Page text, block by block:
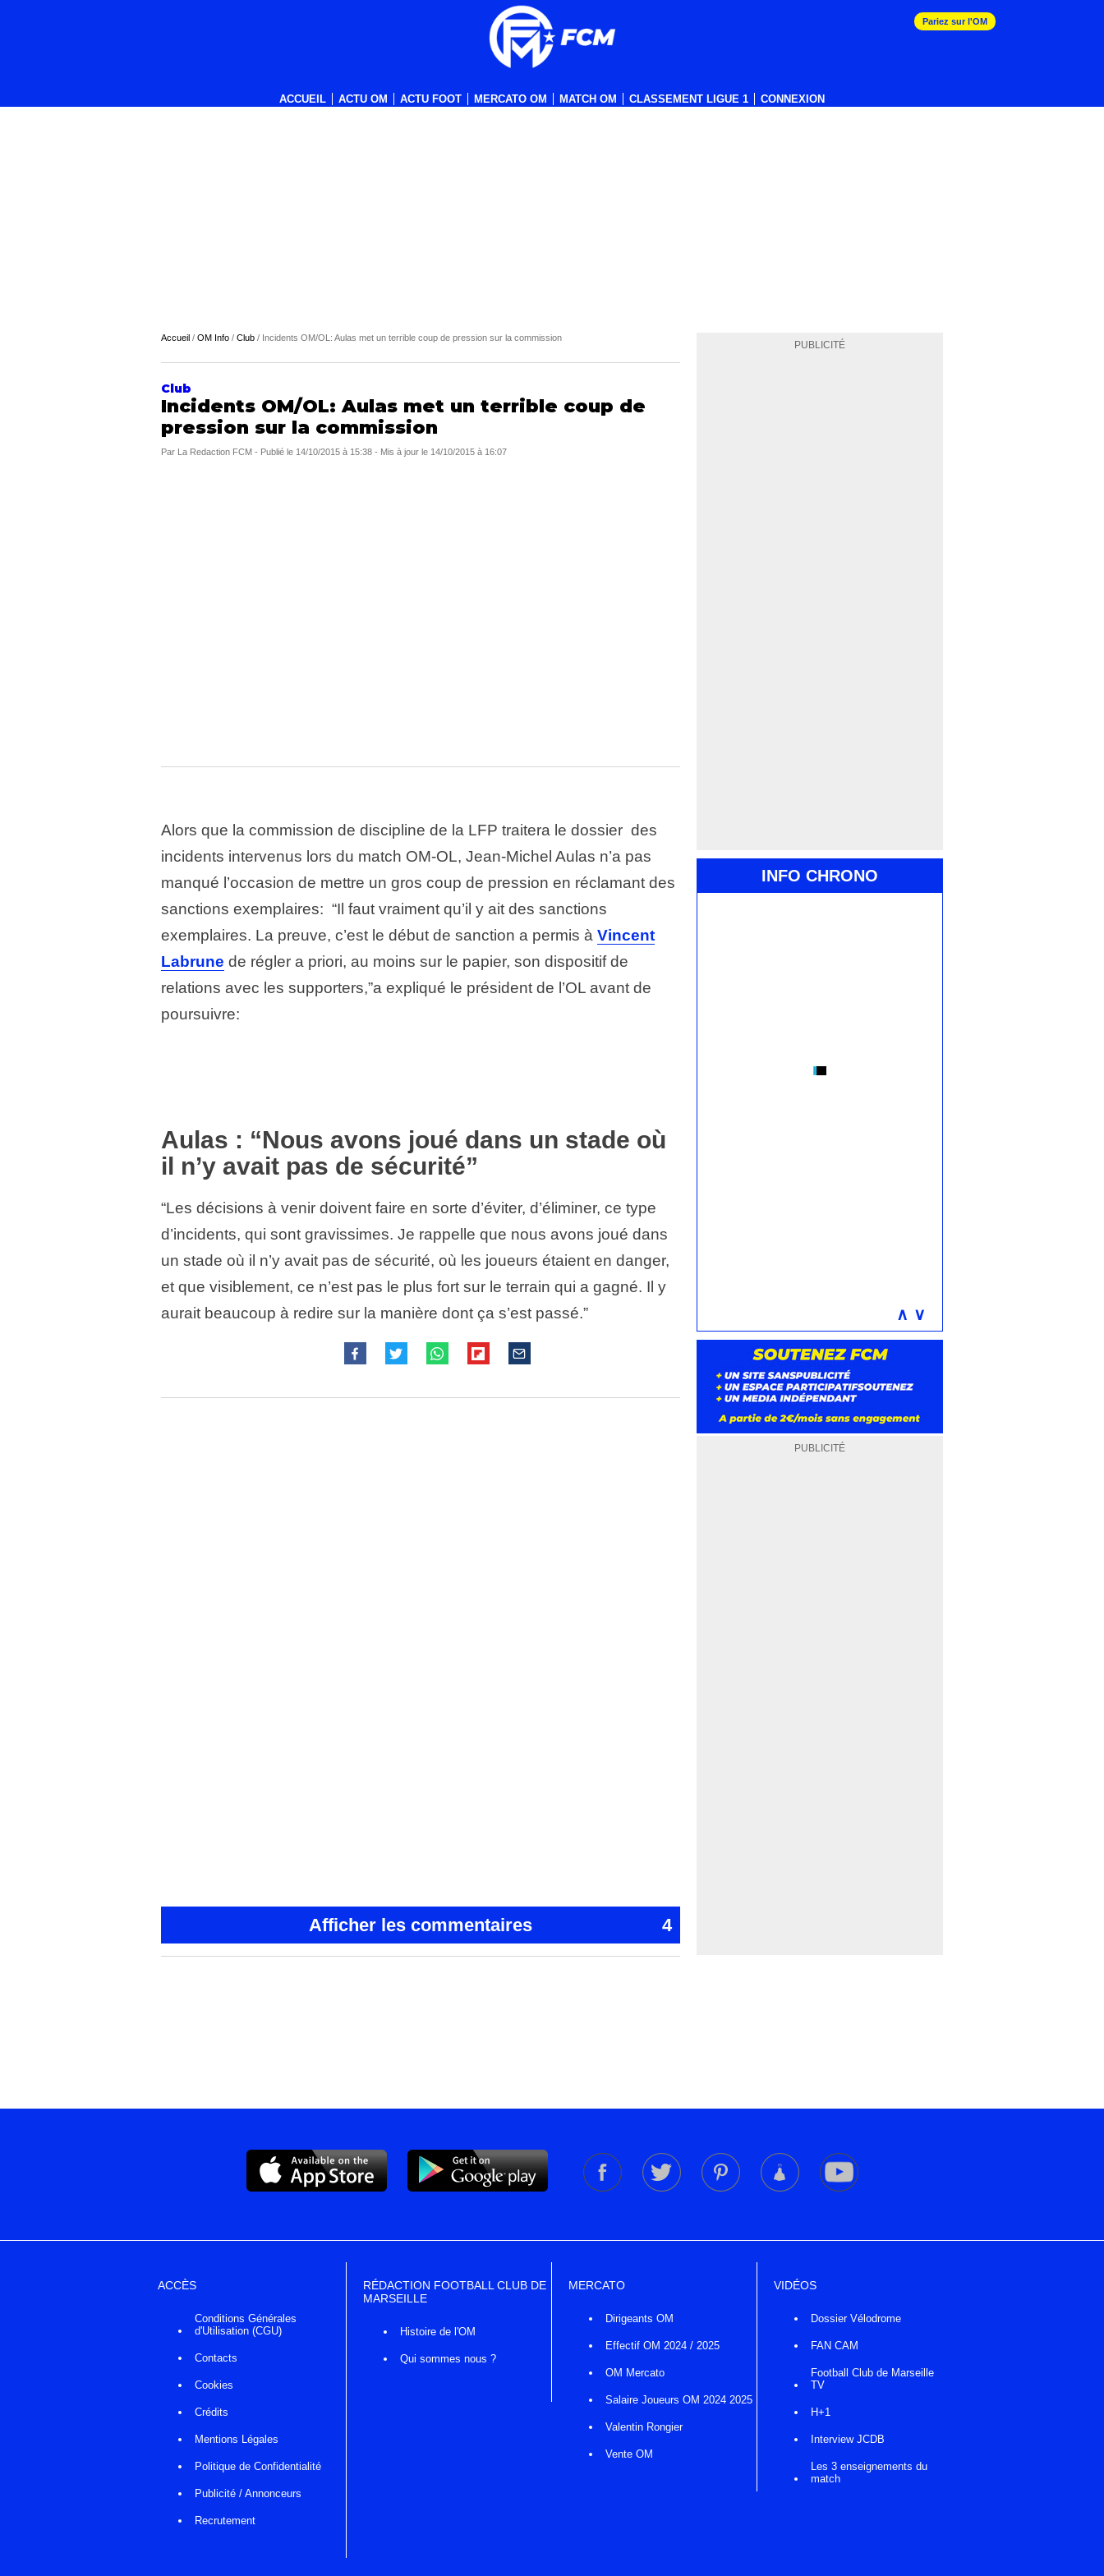
ACCUEIL ACTU OM ACTU FOOT MERCATO OM MATCH OM CLASSEMENT LIGUE 1 CONNEXION
Pariez sur l'OM
PUBLICITÉ
INFO CHRONO
∧ ∨
PUBLICITÉ
Accueil / OM Info / Club / Incidents OM/OL: Aulas met un terrible coup de pression sur la commission
Club
Incidents OM/OL: Aulas met un terrible coup de
pression sur la commission
Par La Redaction FCM - Publié le 14/10/2015 à 15:38 - Mis à jour le 14/10/2015 à 16:07
Alors que la commission de discipline de la LFP traitera le dossier des
incidents intervenus lors du match OM-OL, Jean-Michel Aulas n’a pas
manqué l’occasion de mettre un gros coup de pression en réclamant des
sanctions exemplaires: “Il faut vraiment qu’il y ait des sanctions
exemplaires. La preuve, c’est le début de sanction a permis à Vincent
Labrune de régler a priori, au moins sur le papier, son dispositif de
relations avec les supporters,”a expliqué le président de l’OL avant de
poursuivre:
Aulas : “Nous avons joué dans un stade où
il n’y avait pas de sécurité”
“Les décisions à venir doivent faire en sorte d’éviter, d’éliminer, ce type
d’incidents, qui sont gravissimes. Je rappelle que nous avons joué dans
un stade où il n’y avait pas de sécurité, où les joueurs étaient en danger,
et que visiblement, ce n’est pas le plus fort sur le terrain qui a gagné. Il y
aurait beaucoup à redire sur la manière dont ça s’est passé.”
Afficher les commentaires 4
ACCÈS
Conditions Générales
d'Utilisation (CGU)
Contacts
Cookies
Crédits
Mentions Légales
Politique de Confidentialité
Publicité / Annonceurs
Recrutement
RÉDACTION FOOTBALL CLUB DE
MARSEILLE
Histoire de l'OM
Qui sommes nous ?
MERCATO
Dirigeants OM
Effectif OM 2024 / 2025
OM Mercato
Salaire Joueurs OM 2024 2025
Valentin Rongier
Vente OM
VIDÉOS
Dossier Vélodrome
FAN CAM
Football Club de Marseille
TV
H+1
Interview JCDB
Les 3 enseignements du
match